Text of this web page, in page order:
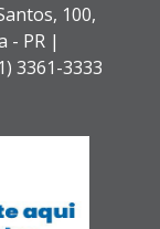
100,
- PR |
3361-3333